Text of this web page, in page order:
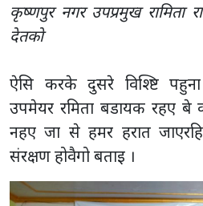
कृष्णपुर नगर उपप्रमुख रामिता
देतकाे
ऐसि करके दुसरे विश्ष्टि
उपमेयर रमिता बडायक रहए बे
नहए जा से हमर हरात
संरक्षण होवैगो बताइ ।